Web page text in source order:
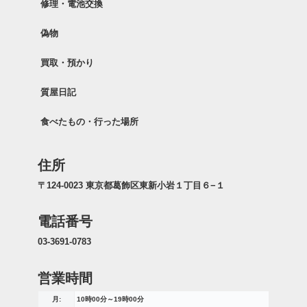
修理・電池交換
偽物
買取・預かり
質屋日記
食べたもの・行った場所
住所
〒124-0023 東京都葛飾区東新小岩１丁目６−１
電話番号
03-3691-0783
営業時間
月: 10時00分～19時00分